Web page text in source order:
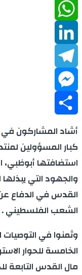
Email
WhatsApp
LinkedIn
Telegram
Messenger
Share
أشاد المشاركون في
كبار المسؤولين
والجهود التي
القدس في الدفاع
الشعب الفلسطيني .
وثمنوا في
الخامسة للحوار
مال القدس التابعة